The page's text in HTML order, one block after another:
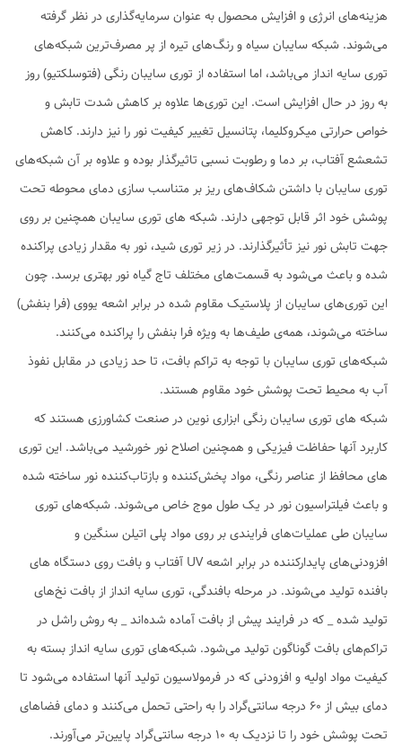
هزینه‌های انرژی و افزایش محصول به عنوان سرمایه‌گذاری در نظر گرفته
می‌شوند. شبکه سایبان سیاه و رنگ‌های تیره از پر مصرف‌ترین شبکه‌های
توری سایه انداز می‌باشد، اما استفاده از توری سایبان رنگی (فتوسلکتیو) روز
به روز در حال افزایش است. این توری‌ها علاوه بر کاهش شدت تابش و
خواص حرارتی میکروکلیما، پتانسیل تغییر کیفیت نور را نیز دارند. کاهش
تشعشع آفتاب، بر دما و رطوبت نسبی تاثیرگذار بوده و علاوه بر آن شبکه‌های
توری سایبان با داشتن شکاف‌های ریز بر متناسب سازی دمای محوطه تحت
پوشش خود اثر قابل توجهی دارند. شبکه های توری سایبان همچنین بر روی
جهت تابش نور نیز تأثیرگذارند. در زیر توری شید، نور به مقدار زیادی پراکنده
شده و باعث می‌شود به قسمت‌های مختلف تاج گیاه نور بهتری برسد. چون
این توری‌های سایبان از پلاستیک مقاوم شده در برابر اشعه یووی (فرا بنفش)
ساخته می‌شوند، همه‌ی طیف‌ها به ویژه فرا بنفش را پراکنده می‌کنند.
شبکه‌های توری سایبان با توجه به تراکم بافت، تا حد زیادی در مقابل نفوذ
آب به محیط تحت پوشش خود مقاوم هستند.
شبکه های توری سایبان رنگی ابزاری نوین در صنعت کشاورزی هستند که
کاربرد آنها حفاظت فیزیکی و همچنین اصلاح نور خورشید می‌باشد. این توری
های محافظ از عناصر رنگی، مواد پخش‌کننده و بازتاب‌کننده نور ساخته شده
و باعث فیلتراسیون نور در یک طول موج خاص می‌شوند. شبکه‌های توری
سایبان طی عملیات‌های فرایندی بر روی مواد پلی اتیلن سنگین و
افزودنی‌های پایدارکننده در برابر اشعه UV آفتاب و بافت روی دستگاه های
بافنده تولید می‌شوند. در مرحله بافندگی، توری سایه انداز از بافت نخ‌های
تولید شده _ که در فرایند پیش از بافت آماده شده‌اند _ به روش راشل در
تراکم‌های بافت گوناگون تولید می‌شود. شبکه‌های توری‌ سایه انداز بسته به
کیفیت مواد اولیه و افزودنی که در فرمولاسیون تولید آنها استفاده می‌شود تا
دمای بیش از 60 درجه سانتی‌گراد را به راحتی تحمل می‌کنند و دمای فضاهای
تحت پوشش خود را تا نزدیک به 10 درجه سانتی‌گراد پایین‌تر می‌آورند.